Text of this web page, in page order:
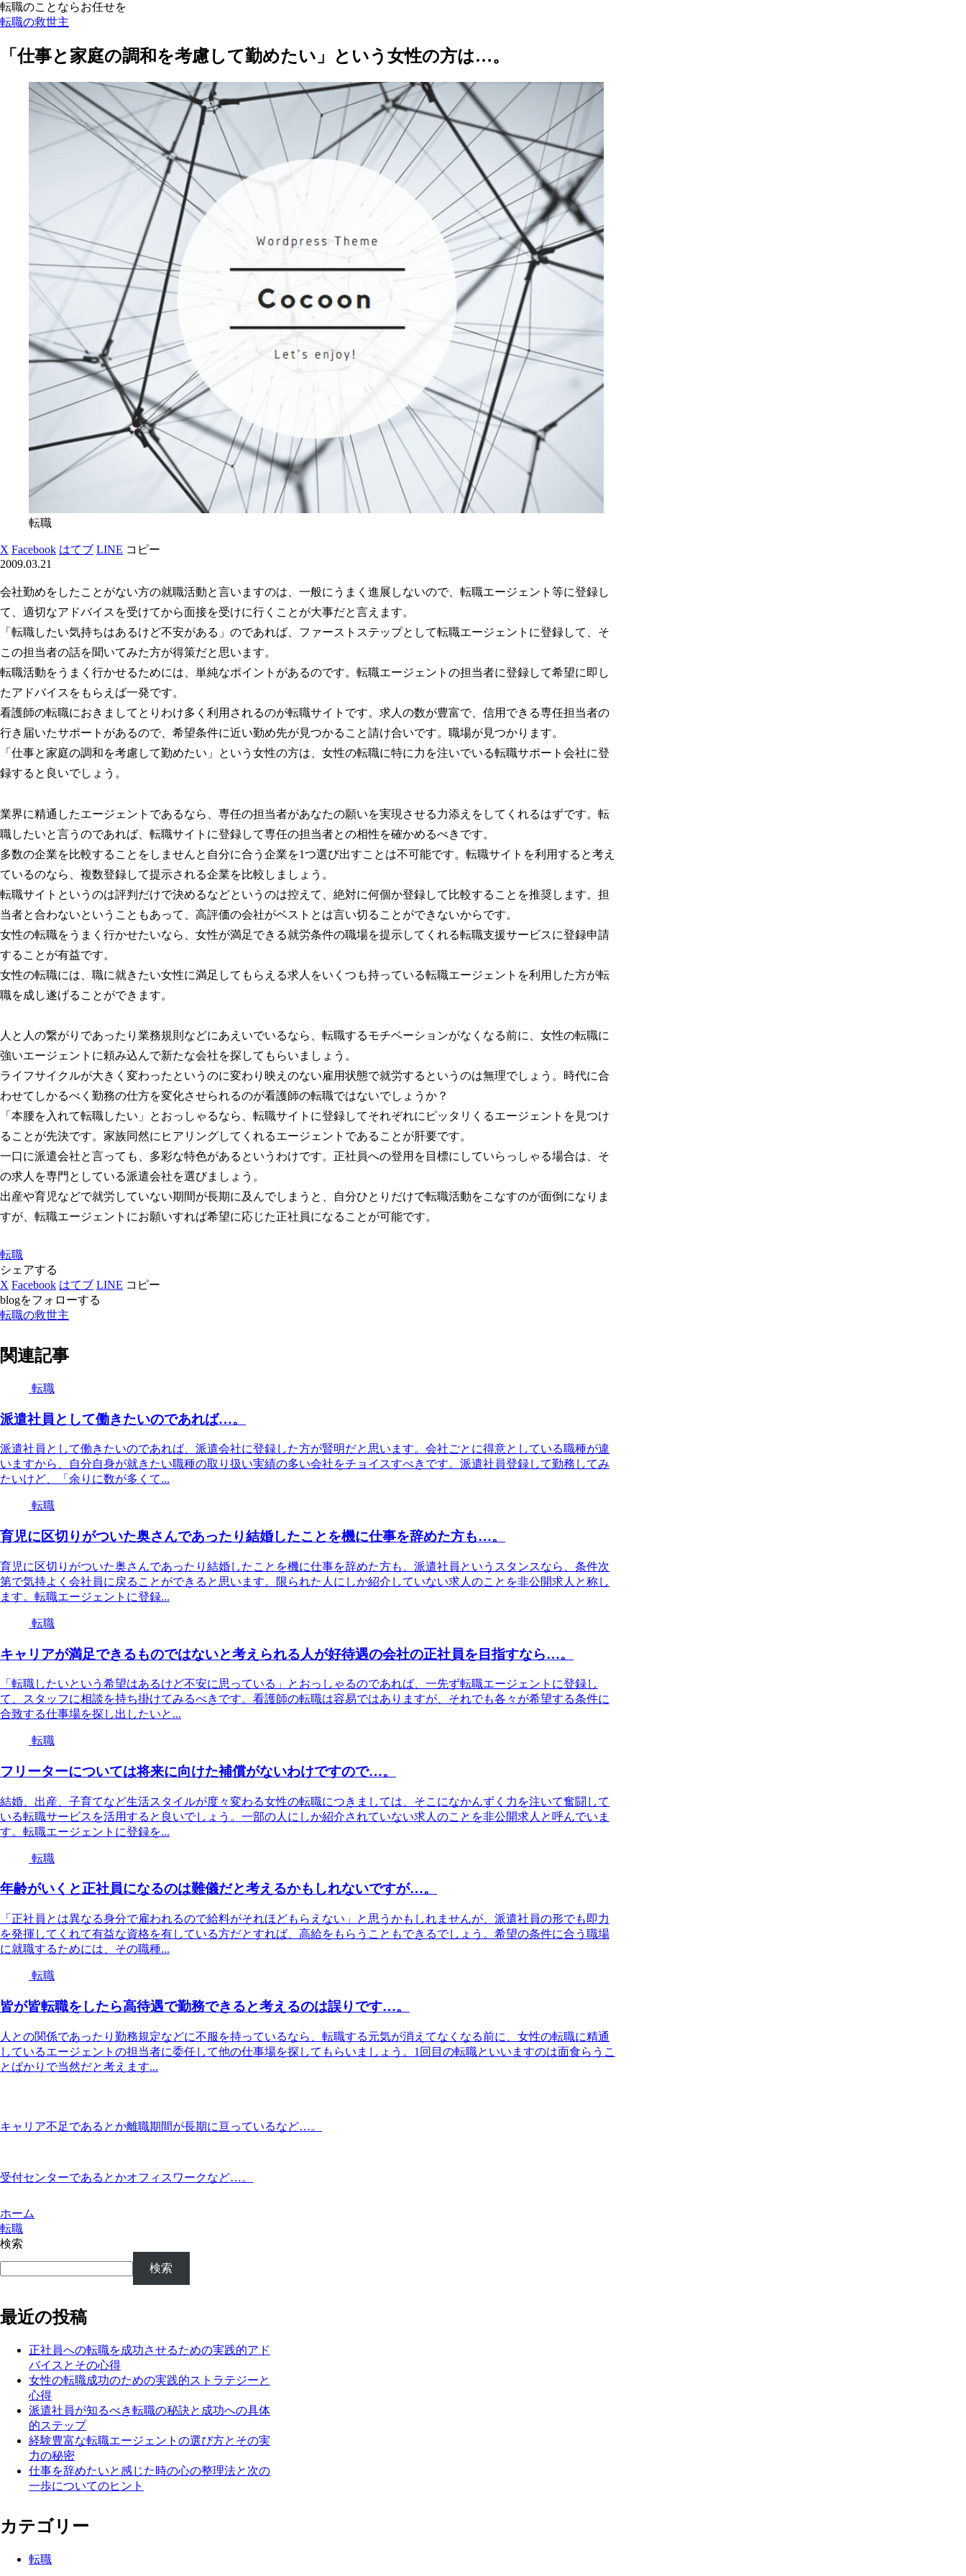
転職のことならお任せを
転職の救世主
「仕事と家庭の調和を考慮して勤めたい」という女性の方は…。
転職
X Facebook はてブ LINE コピー
2009.03.21
会社勤めをしたことがない方の就職活動と言いますのは、一般にうまく進展しないので、転職エージェント等に登録し
て、適切なアドバイスを受けてから面接を受けに行くことが大事だと言えます。
「転職したい気持ちはあるけど不安がある」のであれば、ファーストステップとして転職エージェントに登録して、そ
この担当者の話を聞いてみた方が得策だと思います。
転職活動をうまく行かせるためには、単純なポイントがあるのです。転職エージェントの担当者に登録して希望に即し
たアドバイスをもらえば一発です。
看護師の転職におきましてとりわけ多く利用されるのが転職サイトです。求人の数が豊富で、信用できる専任担当者の
行き届いたサポートがあるので、希望条件に近い勤め先が見つかること請け合いです。職場が見つかります。
「仕事と家庭の調和を考慮して勤めたい」という女性の方は、女性の転職に特に力を注いでいる転職サポート会社に登
録すると良いでしょう。
業界に精通したエージェントであるなら、専任の担当者があなたの願いを実現させる力添えをしてくれるはずです。転
職したいと言うのであれば、転職サイトに登録して専任の担当者との相性を確かめるべきです。
多数の企業を比較することをしませんと自分に合う企業を1つ選び出すことは不可能です。転職サイトを利用すると考え
ているのなら、複数登録して提示される企業を比較しましょう。
転職サイトというのは評判だけで決めるなどというのは控えて、絶対に何個か登録して比較することを推奨します。担
当者と合わないということもあって、高評価の会社がベストとは言い切ることができないからです。
女性の転職をうまく行かせたいなら、女性が満足できる就労条件の職場を提示してくれる転職支援サービスに登録申請
することが有益です。
女性の転職には、職に就きたい女性に満足してもらえる求人をいくつも持っている転職エージェントを利用した方が転
職を成し遂げることができます。
人と人の繋がりであったり業務規則などにあえいでいるなら、転職するモチベーションがなくなる前に、女性の転職に
強いエージェントに頼み込んで新たな会社を探してもらいましょう。
ライフサイクルが大きく変わったというのに変わり映えのない雇用状態で就労するというのは無理でしょう。時代に合
わせてしかるべく勤務の仕方を変化させられるのが看護師の転職ではないでしょうか？
「本腰を入れて転職したい」とおっしゃるなら、転職サイトに登録してそれぞれにピッタリくるエージェントを見つけ
ることが先決です。家族同然にヒアリングしてくれるエージェントであることが肝要です。
一口に派遣会社と言っても、多彩な特色があるというわけです。正社員への登用を目標にしていらっしゃる場合は、そ
の求人を専門としている派遣会社を選びましょう。
出産や育児などで就労していない期間が長期に及んでしまうと、自分ひとりだけで転職活動をこなすのが面倒になりま
すが、転職エージェントにお願いすれば希望に応じた正社員になることが可能です。
転職
シェアする
X Facebook はてブ LINE コピー
blogをフォローする
転職の救世主
関連記事
転職
派遣社員として働きたいのであれば…。
派遣社員として働きたいのであれば、派遣会社に登録した方が賢明だと思います。会社ごとに得意としている職種が違
いますから、自分自身が就きたい職種の取り扱い実績の多い会社をチョイスすべきです。派遣社員登録して勤務してみ
たいけど、「余りに数が多くて...
転職
育児に区切りがついた奥さんであったり結婚したことを機に仕事を辞めた方も…。
育児に区切りがついた奥さんであったり結婚したことを機に仕事を辞めた方も、派遣社員というスタンスなら、条件次
第で気持よく会社員に戻ることができると思います。限られた人にしか紹介していない求人のことを非公開求人と称し
ます。転職エージェントに登録...
転職
キャリアが満足できるものではないと考えられる人が好待遇の会社の正社員を目指すなら…。
「転職したいという希望はあるけど不安に思っている」とおっしゃるのであれば、一先ず転職エージェントに登録し
て、スタッフに相談を持ち掛けてみるべきです。看護師の転職は容易ではありますが、それでも各々が希望する条件に
合致する仕事場を探し出したいと...
転職
フリーターについては将来に向けた補償がないわけですので…。
結婚、出産、子育てなど生活スタイルが度々変わる女性の転職につきましては、そこになかんずく力を注いて奮闘して
いる転職サービスを活用すると良いでしょう。一部の人にしか紹介されていない求人のことを非公開求人と呼んでいま
す。転職エージェントに登録を...
転職
年齢がいくと正社員になるのは難儀だと考えるかもしれないですが…。
「正社員とは異なる身分で雇われるので給料がそれほどもらえない」と思うかもしれませんが、派遣社員の形でも即力
を発揮してくれて有益な資格を有している方だとすれば、高給をもらうこともできるでしょう。希望の条件に合う職場
に就職するためには、その職種...
転職
皆が皆転職をしたら高待遇で勤務できると考えるのは誤りです…。
人との関係であったり勤務規定などに不服を持っているなら、転職する元気が消えてなくなる前に、女性の転職に精通
しているエージェントの担当者に委任して他の仕事場を探してもらいましょう。1回目の転職といいますのは面食らうこ
とばかりで当然だと考えます...
キャリア不足であるとか離職期間が長期に亘っているなど…。
受付センターであるとかオフィスワークなど…。
ホーム
転職
検索
検索
最近の投稿
正社員への転職を成功させるための実践的アド
バイスとその心得
女性の転職成功のための実践的ストラテジーと
心得
派遣社員が知るべき転職の秘訣と成功への具体
的ステップ
経験豊富な転職エージェントの選び方とその実
力の秘密
仕事を辞めたいと感じた時の心の整理法と次の
一歩についてのヒント
カテゴリー
転職